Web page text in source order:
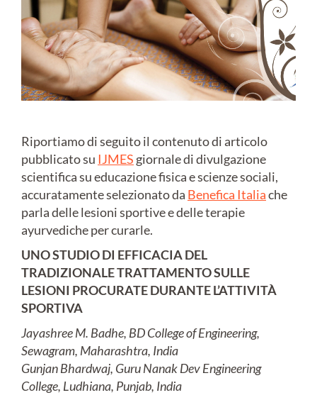
Riportiamo di seguito il contenuto di articolo
pubblicato su IJMES giornale di divulgazione
scientifica su educazione fisica e scienze sociali,
accuratamente selezionato da Benefica Italiache
parla delle lesioni sportive e delle terapie
ayurvediche per curarle.
UNO STUDIO DI EFFICACIA DEL
TRADIZIONALE TRATTAMENTO SULLE
LESIONI PROCURATE DURANTE L’ATTIVITÀ
SPORTIVA
Jayashree M. Badhe, BD College of Engineering,
Sewagram, Maharashtra, India
Gunjan Bhardwaj, Guru Nanak Dev Engineering
College, Ludhiana, Punjab, India